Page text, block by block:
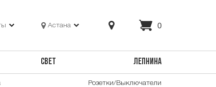
Астана 0
СВЕТ ЛЕПНИНА
Розетки/Выключатели